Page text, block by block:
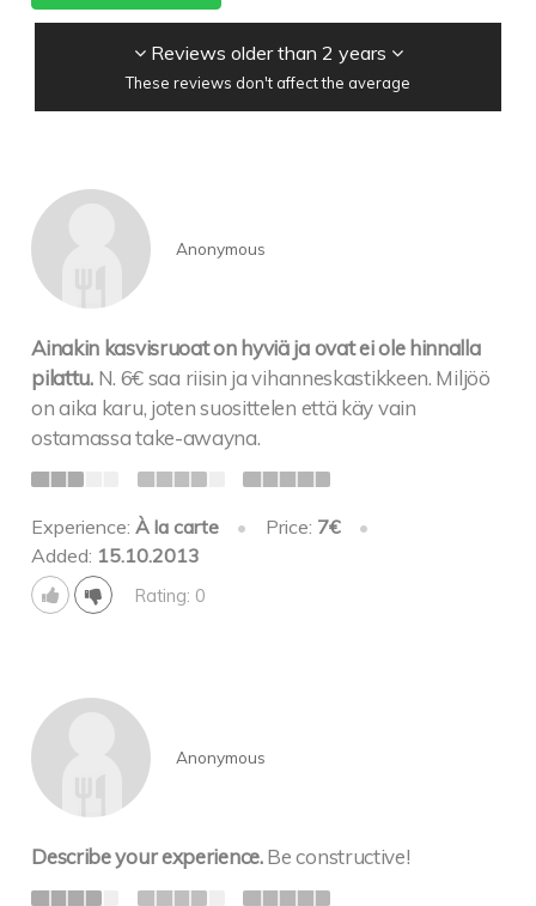
Reviews older than 2 years
These reviews don't affect the average
Anonymous
Ainakin kasvisruoat on hyviä ja ovat ei ole hinnalla
pilattu. N. 6€ saa riisin ja vihanneskastikkeen. Miljöö
on aika karu, joten suosittelen että käy vain
ostamassa take-awayna.
Experience:À la carte • Price: 7€
•
Added: 15.10.2013
Rating: 0
Anonymous
Describe your experience. Be constructive!